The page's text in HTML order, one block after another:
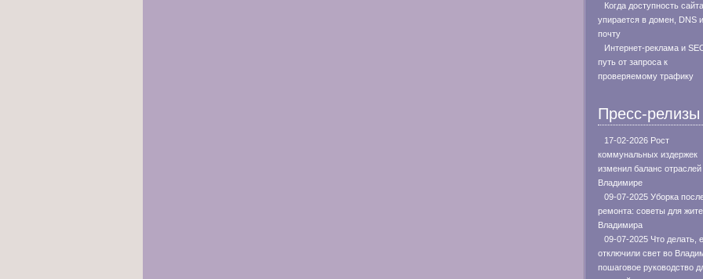
Когда доступность сайта
упирается в домен, DNS и
почту
Интернет-реклама и
путь от запроса к
проверяемому трафику
Пресс-релизы
17-02-2026 Рост
коммунальных издержек
изменил баланс отраслей
Владимире
09-07-2025 Уборка
ремонта: советы для
Владимира
09-07-2025 Что делать,
отключили свет во
пошаговое руководство